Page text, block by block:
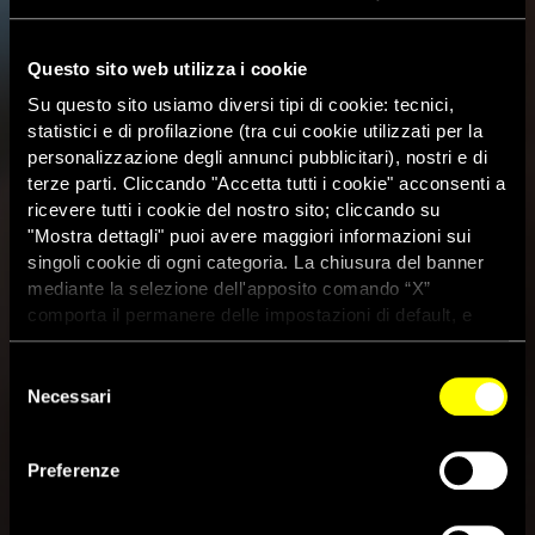
Questo sito web utilizza i cookie
Su questo sito usiamo diversi tipi di cookie: tecnici,
statistici e di profilazione (tra cui cookie utilizzati per la
personalizzazione degli annunci pubblicitari), nostri e di
terze parti. Cliccando "Accetta tutti i cookie" acconsenti a
ricevere tutti i cookie del nostro sito; cliccando su
"Mostra dettagli" puoi avere maggiori informazioni sui
singoli cookie di ogni categoria. La chiusura del banner
mediante la selezione dell'apposito comando “X”
comporta il permanere delle impostazioni di default, e
dunque la continuazione della navigazione con i cookie
dei cookie attivi sul sito clicca
delNecessari
Preferenze
La prigionia politica di Maryia